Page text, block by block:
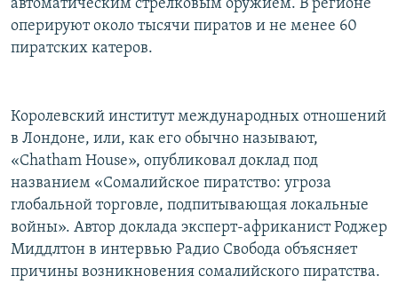
автоматическим стрелковым оружием. В регионе
оперируют около тысячи пиратов и не менее 60
пиратских катеров.
Королевский институт международных отношений
в Лондоне, или, как его обычно называют,
«Chatham House», опубликовал доклад под
названием «Сомалийское пиратство: угроза
глобальной торговле, подпитывающая локальные
войны». Автор доклада эксперт-африканист Роджер
Миддлтон в интервью Радио Свобода объясняет
причины возникновения сомалийского пиратства.